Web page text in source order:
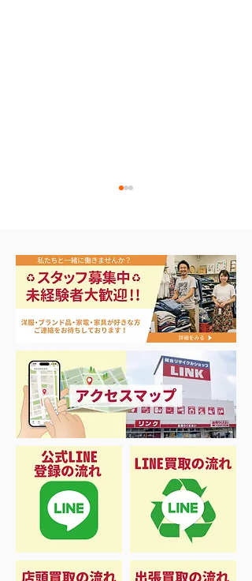
夏に向けて冷凍庫！大量
品揃え❗️